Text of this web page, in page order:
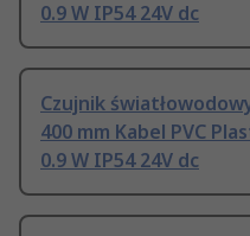
0.9 W IP54 24V dc
Czujnik
400 mm Kabel PVC
0.9 W IP54 24V dc